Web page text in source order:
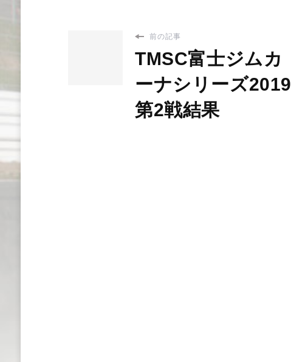
前の記事
TMSC富士ジムカ
ーナシリーズ2019
第2戦結果